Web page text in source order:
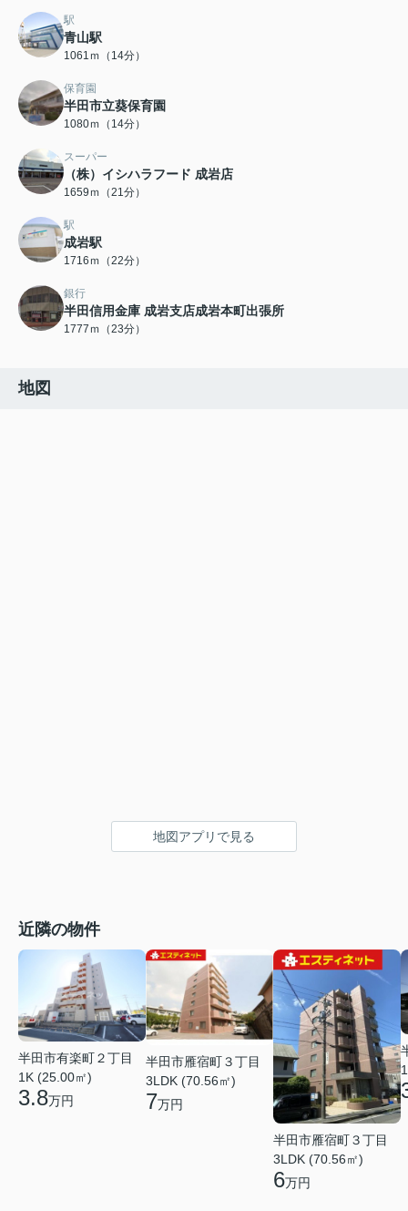
駅
青山駅
1061ｍ（14分）
保育園
半田市立葵保育園
1080ｍ（14分）
スーパー
（株）イシハラフード 成岩店
1659ｍ（21分）
駅
成岩駅
1716ｍ（22分）
銀行
半田信用金庫 成岩支店成岩本町出張所
1777ｍ（23分）
地図
地図アプリで見る
近隣の物件
半田市有楽町２丁目
1K (25.00㎡)
3.8万円
半田市雁宿町３丁目
3LDK (70.56㎡)
7万円
半田市雁宿町３丁目
3LDK (70.56㎡)
6万円